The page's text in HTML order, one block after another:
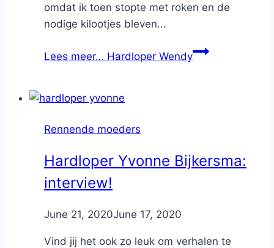
omdat ik toen stopte met roken en de
nodige kilootjes bleven...
Lees meer… Hardloper Wendy
Rennende moeders
Hardloper Yvonne Bijkersma:
interview!
ByNicole
June 21, 2020June 17, 2020
Vind jij het ook zo leuk om verhalen te